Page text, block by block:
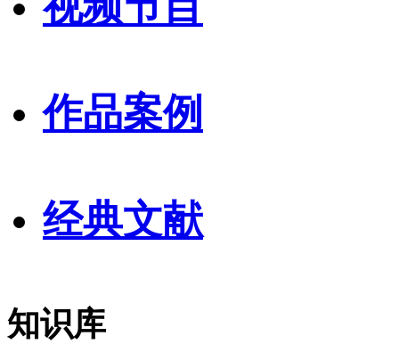
作品案例
经典文献
知识库